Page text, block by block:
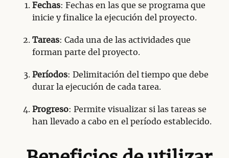
Fechas: Fechas en las que se programa que
inicie y finalice la ejecución del proyecto.
Tareas: Cada una de las actividades que
forman parte del proyecto.
Períodos: Delimitación del tiempo que debe
durar la ejecución de cada tarea.
Progreso: Permite visualizar si las tareas se
han llevado a cabo en el período establecido.